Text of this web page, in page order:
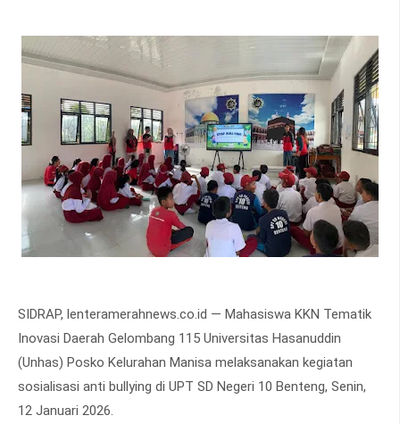
SIDRAP, lenteramerahnews.co.id — Mahasiswa KKN Tematik
Inovasi Daerah Gelombang 115 Universitas Hasanuddin
(Unhas) Posko Kelurahan Manisa melaksanakan kegiatan
sosialisasi anti bullying di UPT SD Negeri 10 Benteng, Senin,
12 Januari 2026.